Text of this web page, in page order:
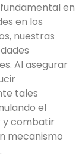
en
en los
nuestras
Al asegurar
tales
el
y combatir
mecanismo